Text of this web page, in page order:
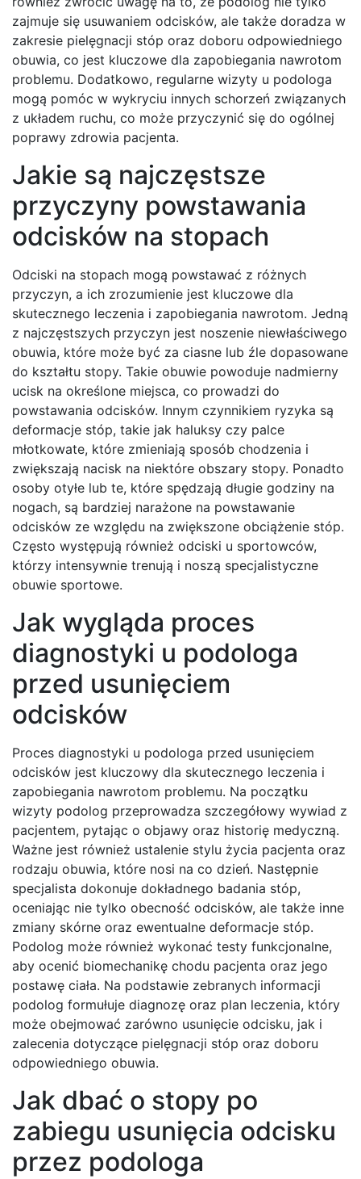
zajmuje się usuwaniem odcisków, ale także doradza w
zakresie pielęgnacji stóp oraz doboru odpowiedniego
obuwia, co jest kluczowe dla zapobiegania nawrotom
problemu. Dodatkowo, regularne wizyty u podologa
mogą pomóc w wykryciu innych schorzeń związanych
z układem ruchu, co może przyczynić się do ogólnej
poprawy zdrowia pacjenta.
Jakie są najczęstsze
przyczyny powstawania
odcisków na stopach
Odciski na stopach mogą powstawać z różnych
przyczyn, a ich zrozumienie jest kluczowe dla
skutecznego leczenia i zapobiegania nawrotom. Jedną
z najczęstszych przyczyn jest noszenie niewłaściwego
obuwia, które może być za ciasne lub źle dopasowane
do kształtu stopy. Takie obuwie powoduje nadmierny
ucisk na określone miejsca, co prowadzi do
powstawania odcisków. Innym czynnikiem ryzyka są
deformacje stóp, takie jak haluksy czy palce
młotkowate, które zmieniają sposób chodzenia i
zwiększają nacisk na niektóre obszary stopy. Ponadto
osoby otyłe lub te, które spędzają długie godziny na
nogach, są bardziej narażone na powstawanie
odcisków ze względu na zwiększone obciążenie stóp.
Często występują również odciski u sportowców,
którzy intensywnie trenują i noszą specjalistyczne
obuwie sportowe.
Jak wygląda proces
diagnostyki u podologa
przed usunięciem
odcisków
Proces diagnostyki u podologa przed usunięciem
odcisków jest kluczowy dla skutecznego leczenia i
zapobiegania nawrotom problemu. Na początku
wizyty podolog przeprowadza szczegółowy wywiad z
pacjentem, pytając o objawy oraz historię medyczną.
Ważne jest również ustalenie stylu życia pacjenta oraz
rodzaju obuwia, które nosi na co dzień. Następnie
specjalista dokonuje dokładnego badania stóp,
oceniając nie tylko obecność odcisków, ale także inne
zmiany skórne oraz ewentualne deformacje stóp.
Podolog może również wykonać testy funkcjonalne,
aby ocenić biomechanikę chodu pacjenta oraz jego
postawę ciała. Na podstawie zebranych informacji
podolog formułuje diagnozę oraz plan leczenia, który
może obejmować zarówno usunięcie odcisku, jak i
zalecenia dotyczące pielęgnacji stóp oraz doboru
odpowiedniego obuwia.
Jak dbać o stopy po
zabiegu usunięcia odcisku
przez podologa